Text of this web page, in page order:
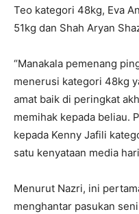
Teo kategori 48kg, Eva
51kg dan Shah Aryan
“Manakala pemenang
menerusi kategori 48kg
amat baik di peringkat
memihak kepada beliau.
kepada Kenny Jafili
satu kenyataan media
Menurut Nazri, ini
menghantar pasukan